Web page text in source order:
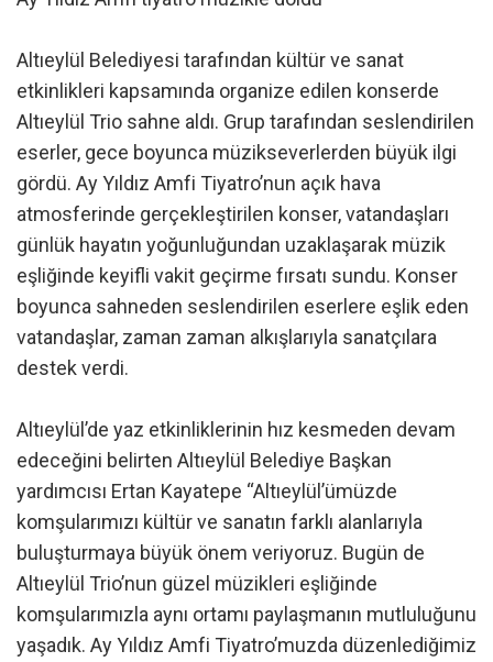
Altıeylül Belediyesi tarafından kültür ve sanat
etkinlikleri kapsamında organize edilen konserde
Altıeylül Trio sahne aldı. Grup tarafından seslendirilen
eserler, gece boyunca müzikseverlerden büyük ilgi
gördü. Ay Yıldız Amfi Tiyatro’nun açık hava
atmosferinde gerçekleştirilen konser, vatandaşları
günlük hayatın yoğunluğundan uzaklaşarak müzik
eşliğinde keyifli vakit geçirme fırsatı sundu. Konser
boyunca sahneden seslendirilen eserlere eşlik eden
vatandaşlar, zaman zaman alkışlarıyla sanatçılara
destek verdi.
Altıeylül’de yaz etkinliklerinin hız kesmeden devam
edeceğini belirten Altıeylül Belediye Başkan
yardımcısı Ertan Kayatepe “Altıeylül’ümüzde
komşularımızı kültür ve sanatın farklı alanlarıyla
buluşturmaya büyük önem veriyoruz. Bugün de
Altıeylül Trio’nun güzel müzikleri eşliğinde
komşularımızla aynı ortamı paylaşmanın mutluluğunu
yaşadık. Ay Yıldız Amfi Tiyatro’muzda düzenlediğimiz